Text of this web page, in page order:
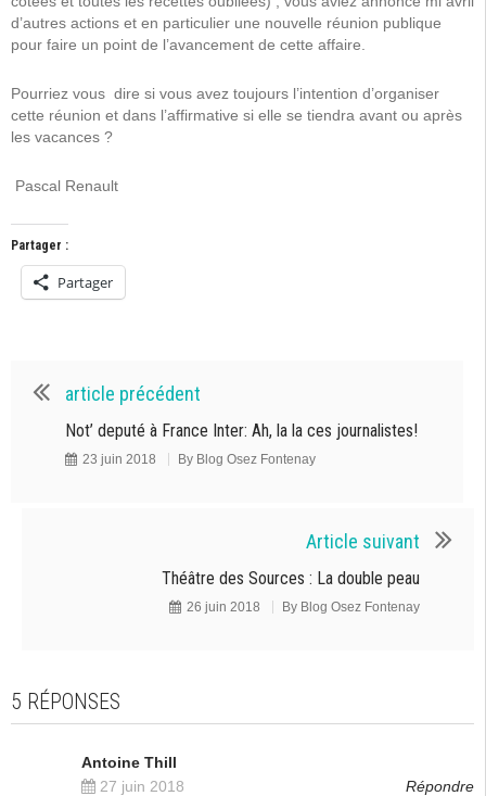
d’autres actions et en particulier une nouvelle réunion publique
pour faire un point de l’avancement de cette affaire.
Pourriez vous dire si vous avez toujours l’intention d’organiser
cette réunion et dans l’affirmative si elle se tiendra avant ou après
les vacances ?
Pascal Renault
Partager :
Partager
article précédent
Not’ deputé à France Inter: Ah, la la ces journalistes!
23 juin 2018 By Blog Osez Fontenay
Article suivant
Théâtre des Sources : La double peau
26 juin 2018 By Blog Osez Fontenay
5 RÉPONSES
Antoine Thill
27 juin 2018
Répondre